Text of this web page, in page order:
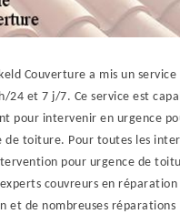
Couverture a mis un service
24 et 7 j/7. Ce service est
pour intervenir en urgence
de toiture. Pour toutes les
pour urgence de
couvreurs en réparation
et de nombreuses réparations